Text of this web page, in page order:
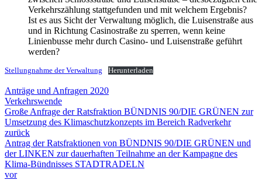
Verkehrszählung stattgefunden und mit welchem Ergebnis?
Ist es aus Sicht der Verwaltung möglich, die Luisenstraße aus
und in Richtung Casinostraße zu sperren, wenn keine
Linienbusse mehr durch Casino- und Luisenstraße geführt
werden?
Stellungnahme der Verwaltung Herunterladen
Anträge und Anfragen 2020
Verkehrswende
Große Anfrage der Ratsfraktion BÜNDNIS 90/DIE GRÜNEN zur
Umsetzung des Klimaschutzkonzepts im Bereich Radverkehr
zurück
Antrag der Ratsfraktionen von BÜNDNIS 90/DIE GRÜNEN und
der LINKEN zur dauerhaften Teilnahme an der Kampagne des
Klima-Bündnisses STADTRADELN
vor